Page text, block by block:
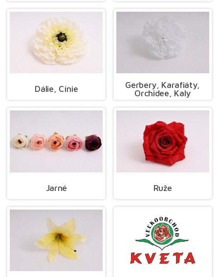
Dálie, Cínie
Gerbery, Karafiáty,
Orchidee, Kaly
Jarné Ruže